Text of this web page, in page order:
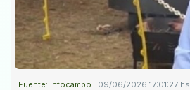
Fuente: Infocampo 09/06/2026 17:01:27 hs